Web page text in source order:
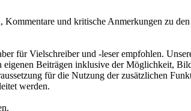
und kritische Anmerkungen zu
für Vielschreiber und -leser empfohlen.
Beiträgen inklusive der Möglichkeit,
für die Nutzung der zusätzlichen
werden.